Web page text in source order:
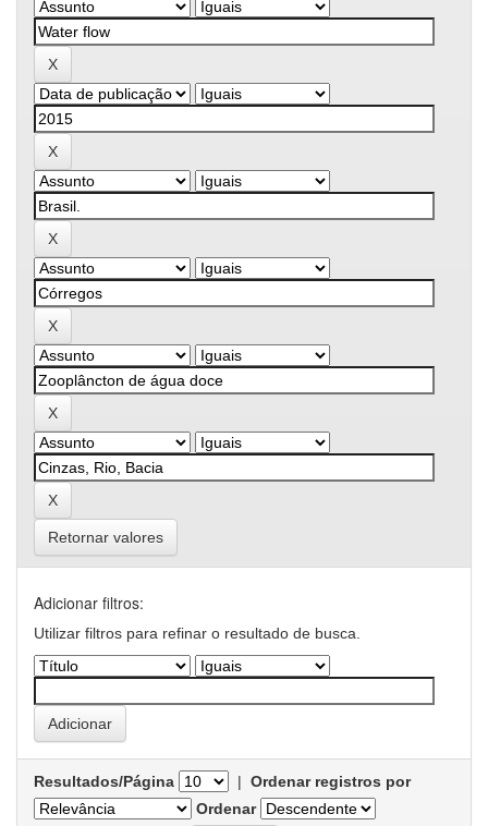
Retornar valores
Adicionar filtros:
Utilizar filtros para refinar o resultado de busca.
Resultados/Página | Ordenar registros por
Ordenar